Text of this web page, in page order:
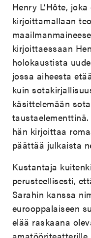
Henry L’Hôte,
kirjoittamallaan
kirjoittaessaan
holokaustista
jossa aiheesta
kuin
käsittelemään
hän kirjoittaa
päättää julkaista
Kustantaja
perusteellisesti,
Sarahin kanssa
eurooppalaiseen
elää raskaana